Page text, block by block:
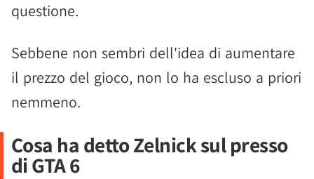
questione.
Sebbene non sembri dell'idea di aumentare
il prezzo del gioco, non lo ha escluso a priori
nemmeno.
Cosa ha detto Zelnick sul presso
di GTA 6